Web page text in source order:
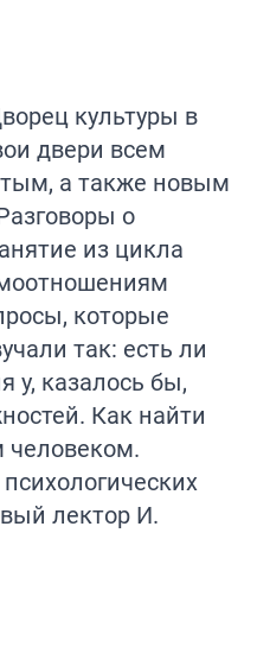
культуры в
двери всем
а также новым
о
из цикла
которые
так: есть ли
у, казалось бы,
Как найти
лектор И.